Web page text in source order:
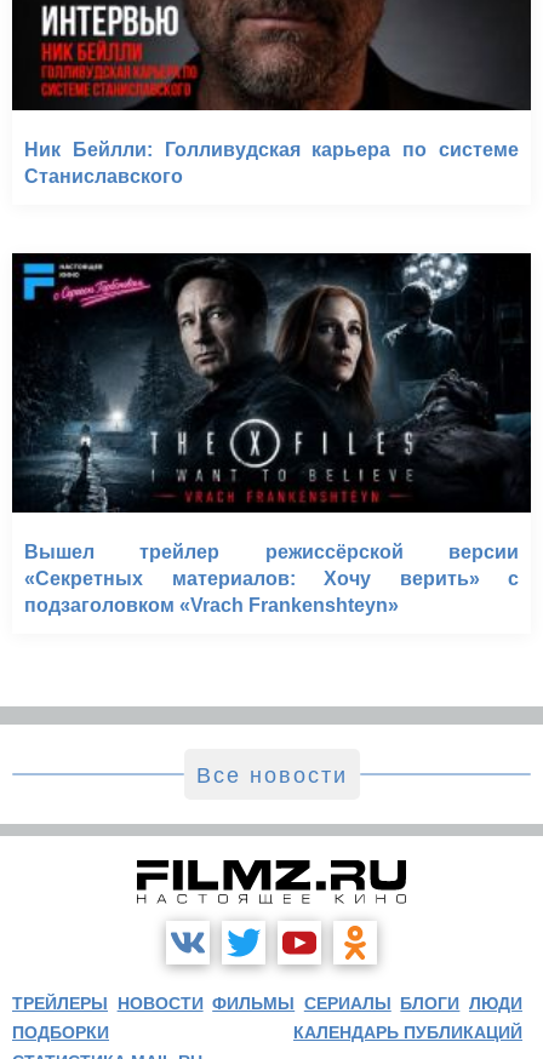
Ник Бейлли: Голливудская карьера по системе
Станиславского
Вышел трейлер режиссёрской версии
«Секретных материалов: Хочу верить» с
подзаголовком «Vrach Frankenshteyn»
Все новости
ТРЕЙЛЕРЫ НОВОСТИ ФИЛЬМЫ СЕРИАЛЫ БЛОГИ ЛЮДИ
ПОДБОРКИ
КАЛЕНДАРЬ ПУБЛИКАЦИЙ